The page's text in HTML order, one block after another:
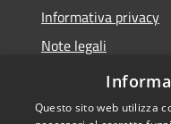
Informativa privacy
Note legali
Dichiarazione di
Questo sito web utilizza